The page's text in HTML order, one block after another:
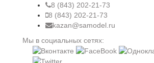
8 (843) 202-21-73
8 (843) 202-21-73
kazan@samodel.ru
Мы в социальных сетях: